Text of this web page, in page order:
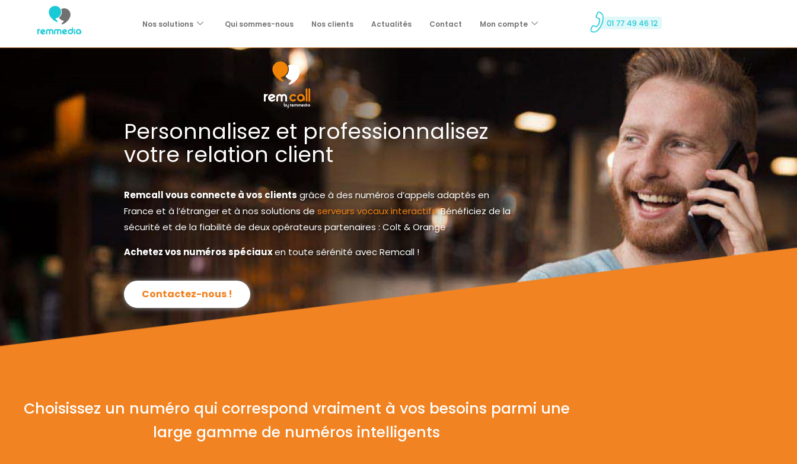
Nos solutions Qui sommes-nous Nos clients Actualités Contact Mon compte
Personnalisez et professionnalisez
votre relation client
Remcall vous connecte à vos clients grâce à des numéros d’appels adaptés en
France et à l’étranger et à nos solutions deserveurs vocaux interactifs.Bénéficiez de la
sécurité et de la fiabilité de deux opérateurs partenaires : Colt & Orange
Achetez vos numéros spéciauxen toute sérénité avec Remcall !
Contactez-nous !
Choisissez un numéro qui correspond vraiment à vos besoins parmi une
large gamme de numéros intelligents